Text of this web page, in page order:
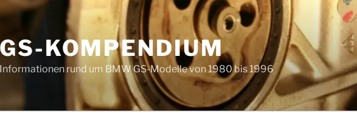
GS-KOMPENDIUM
Informationen rund um BMW GS-Modelle von 1980 bis 1996